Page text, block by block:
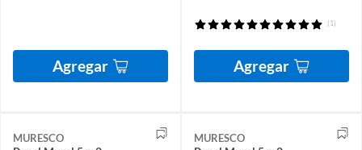
Agregar
(1)
Agregar
MURESCO MURESCO